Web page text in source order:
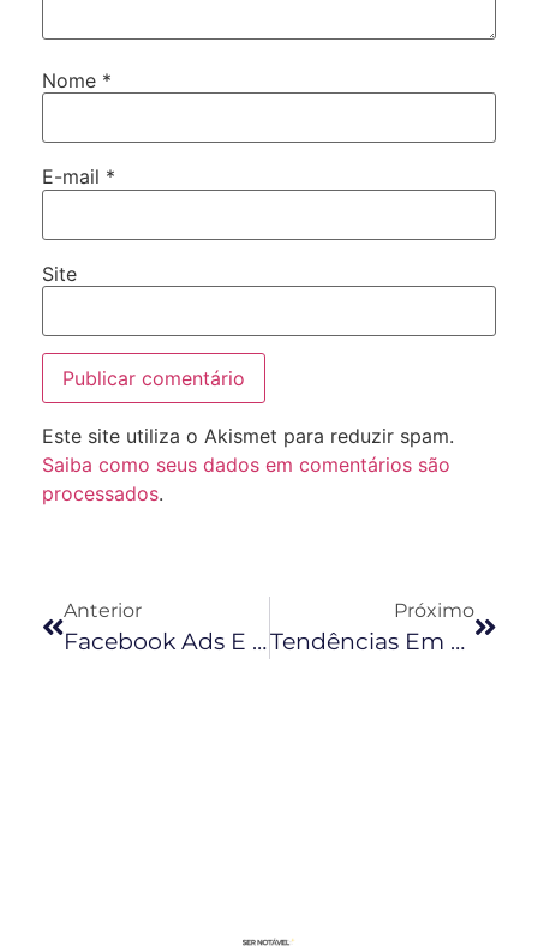
Nome *
E-mail *
Site
Este site utiliza o Akismet para reduzir spam.
Saiba como seus dados em comentários são
processados.
Anterior
Facebook Ads E Instagram Ads: Como Anunciar Nas Redes Sociais
Próximo
Tendências Em E-Commerce Para 2021